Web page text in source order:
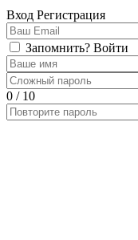
Вход Регистрация
Запомнить? Войти
0 / 10